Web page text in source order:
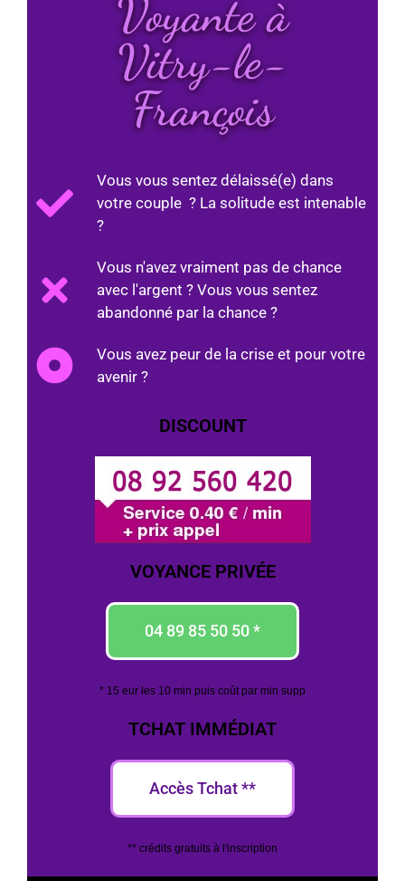
Voyante à
Vitry-le-
François
Vous vous sentez délaissé(e) dans
votre couple ? La solitude est intenable
?
Vous n'avez vraiment pas de chance
avec l'argent ? Vous vous sentez
abandonné par la chance ?
Vous avez peur de la crise et pour votre
avenir ?
DISCOUNT
VOYANCE PRIVÉE
04 89 85 50 50 *
* 15 eur les 10 min puis coût par min supp
TCHAT IMMÉDIAT
Accès Tchat **
** crédits gratuits à l'inscription